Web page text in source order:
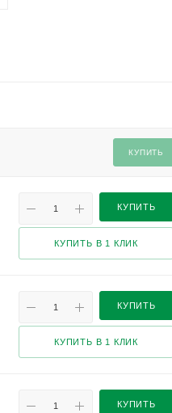
КУПИТЬ
КУПИТЬ
КУПИТЬ В 1 КЛИК
КУПИТЬ
КУПИТЬ В 1 КЛИК
КУПИТЬ